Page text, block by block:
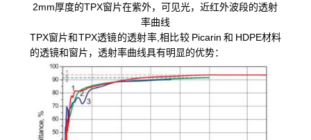
2mm厚度的TPX窗片在紫外，可见光，近红外波段的透射
率曲线
TPX窗片和TPX透镜的透射率,相比较 Picarin 和 HDPE材料
的透镜和窗片，透射率曲线具有明显的优势：